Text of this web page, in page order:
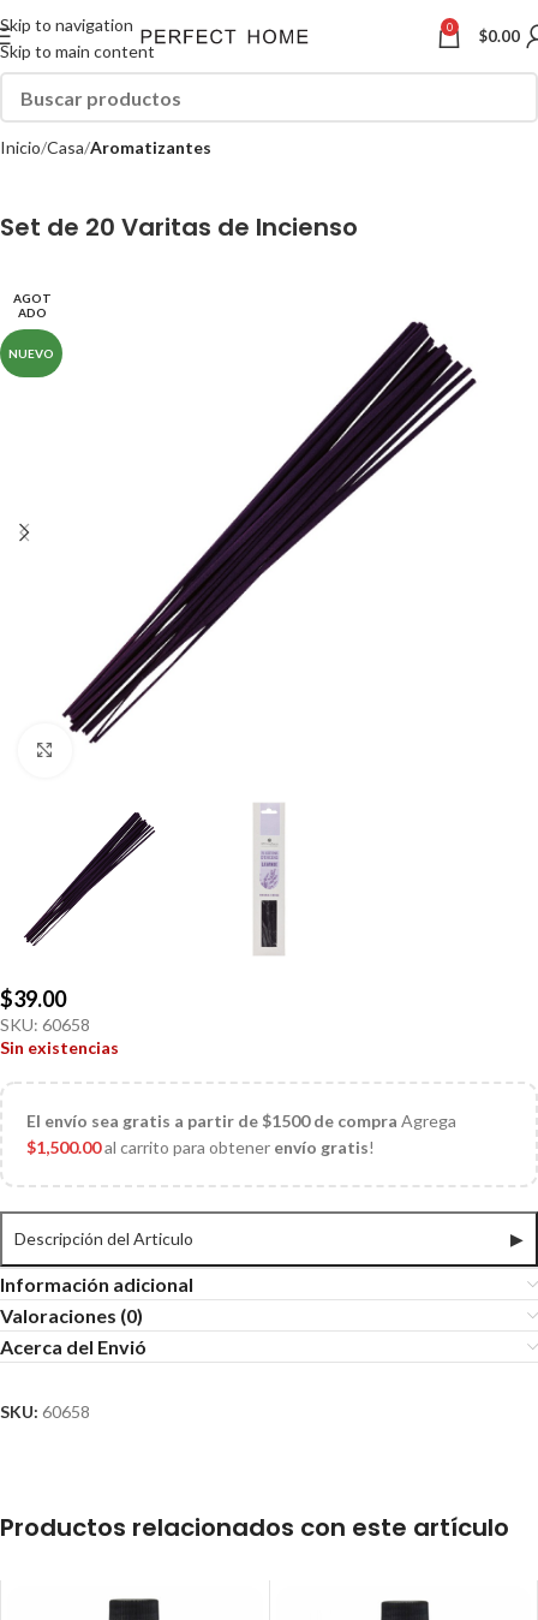
Skip to navigation
Skip to main content
0 $0.00
Inicio Casa Aromatizantes
Set de 20 Varitas de Incienso
AGOT
ADO
NUEVO
Click to enlarge
$39.00
SKU: 60658
Sin existencias
El envío sea gratis a partir de $1500 de compra Agrega
$1,500.00al carrito para obtener envío gratis!
Descripción del Articulo ▶
Información adicional
Valoraciones (0)
Acerca del Envió
SKU: 60658
Productos relacionados con este artículo